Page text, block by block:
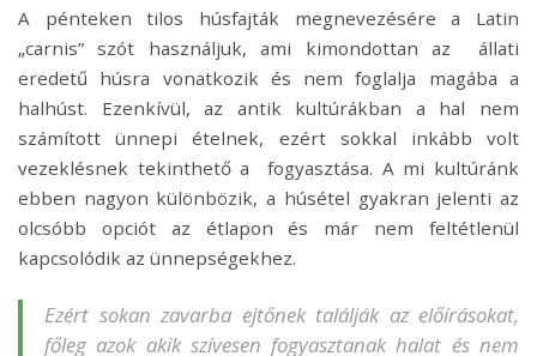
A pénteken tilos húsfajták megnevezésére a Latin
„carnis” szót használjuk, ami kimondottan az állati
eredetű húsra vonatkozik és nem foglalja magába a
halhúst. Ezenkívül, az antik kultúrákban a hal nem
számított ünnepi ételnek, ezért sokkal inkább volt
vezeklésnek tekinthető a fogyasztása. A mi kultúránk
ebben nagyon különbözik, a húsétel gyakran jelenti az
olcsóbb opciót az étlapon és már nem feltétlenül
kapcsolódik az ünnepségekhez.
Ezért sokan zavarba ejtőnek találják az előírásokat,
főleg azok akik szívesen fogyasztanak halat és nem